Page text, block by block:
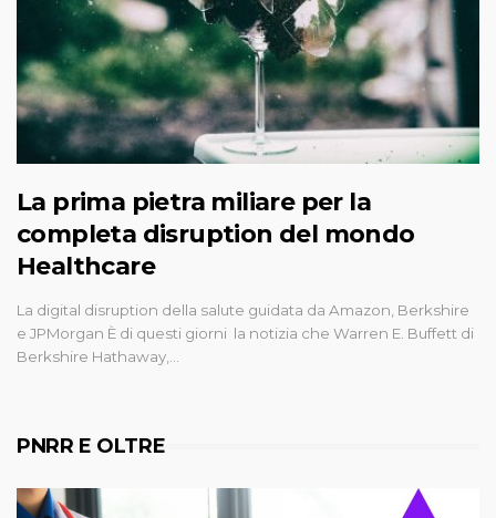
La prima pietra miliare per la
completa disruption del mondo
Healthcare
La digital disruption della salute guidata da Amazon, Berkshire
e JPMorgan È di questi giorni la notizia che Warren E. Buffett di
Berkshire Hathaway,…
PNRR E OLTRE